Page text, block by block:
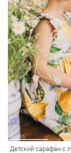
КосметикаОчки
Детский сарафан с